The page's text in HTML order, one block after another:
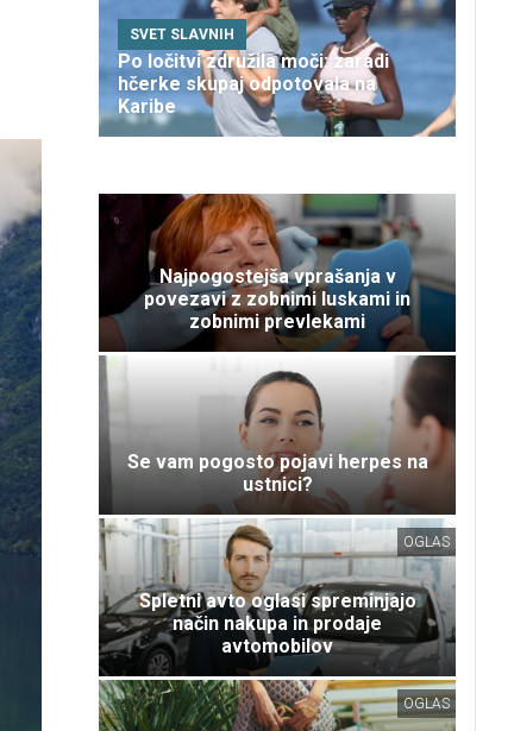
SVET SLAVNIH
Po ločitvi združila moči: zaradi
hčerke skupaj odpotovala na
Karibe
Najpogostejša vprašanja v
povezavi z zobnimi luskami in
zobnimi prevlekami
Se vam pogosto pojavi herpes na
ustnici?
OGLAS
Spletni avto oglasi spreminjajo
način nakupa in prodaje
avtomobilov
OGLAS